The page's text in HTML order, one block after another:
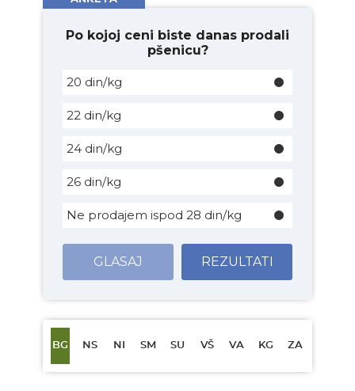
Po kojoj ceni biste danas prodali
pšenicu?
20 din/kg
22 din/kg
24 din/kg
26 din/kg
Ne prodajem ispod 28 din/kg
GLASAJ REZULTATI
BG NS NI SM SU VŠ VA KG ZA